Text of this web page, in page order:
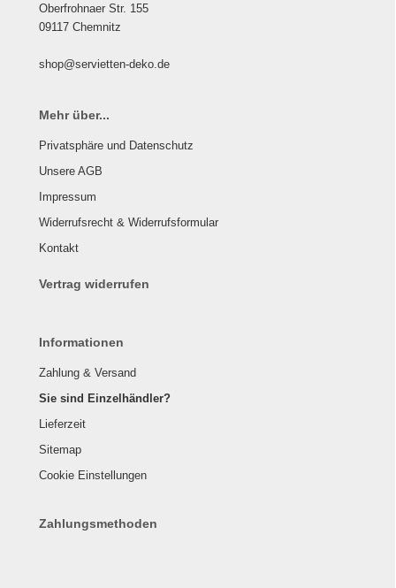
Oberfrohnaer Str. 155
09117 Chemnitz
shop@servietten-deko.de
Mehr über...
Privatsphäre und Datenschutz
Unsere AGB
Impressum
Widerrufsrecht & Widerrufsformular
Kontakt
Vertrag widerrufen
Informationen
Zahlung & Versand
Sie sind Einzelhändler?
Lieferzeit
Sitemap
Cookie Einstellungen
Zahlungsmethoden